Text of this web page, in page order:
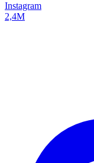
Instagram
2,4M